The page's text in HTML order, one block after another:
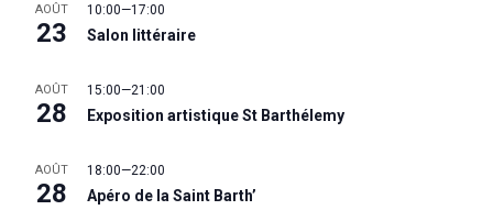
AOÛT
23
10:00—17:00
Salon littéraire
AOÛT
28
15:00—21:00
Exposition artistique St Barthélemy
AOÛT
28
18:00—22:00
Apéro de la Saint Barth’